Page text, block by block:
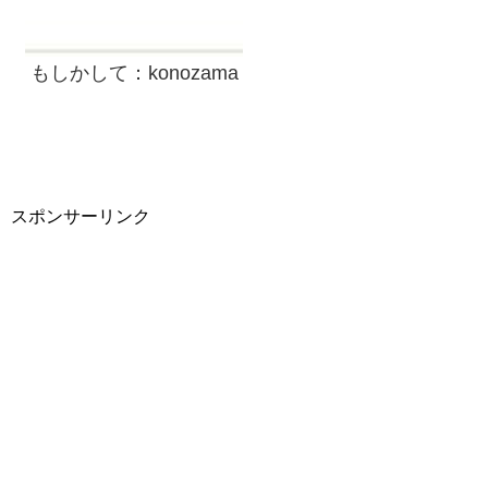
もしかして：konozama
スポンサーリンク